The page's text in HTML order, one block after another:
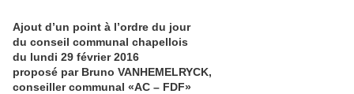
Ajout d’un point à l’ordre du jour
du conseil communal chapellois
du lundi 29 février 2016
proposé par Bruno VANHEMELRYCK,
conseiller communal «AC – FDF»